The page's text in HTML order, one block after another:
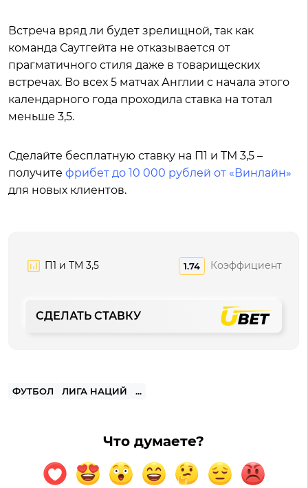
Встреча вряд ли будет зрелищной, так как
команда Саутгейта не отказывается от
прагматичного стиля даже в товарищеских
встречах. Во всех 5 матчах Англии с начала этого
календарного года проходила ставка на тотал
меньше 3,5.
Сделайте бесплатную ставку на П1 и ТМ 3,5 –
получите фрибет до 10 000 рублей от «Винлайн»
для новых клиентов.
П1 и ТМ 3,5 1.74 Коэффициент
СДЕЛАТЬ СТАВКУ
ФУТБОЛ ЛИГА НАЦИЙ ...
Что думаете?